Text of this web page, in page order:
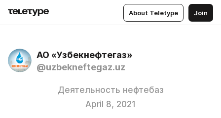
About Teletype Join
АО «Узбекнефтегаз»
@uzbekneftegaz.uz
Деятельность нефтебаз
April 8, 2021